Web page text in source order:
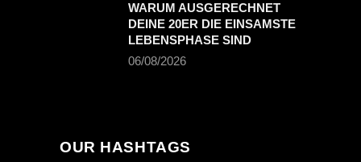
WARUM AUSGERECHNET
DEINE 20ER DIE EINSAMSTE
LEBENSPHASE SIND
06/08/2026
OUR HASHTAGS